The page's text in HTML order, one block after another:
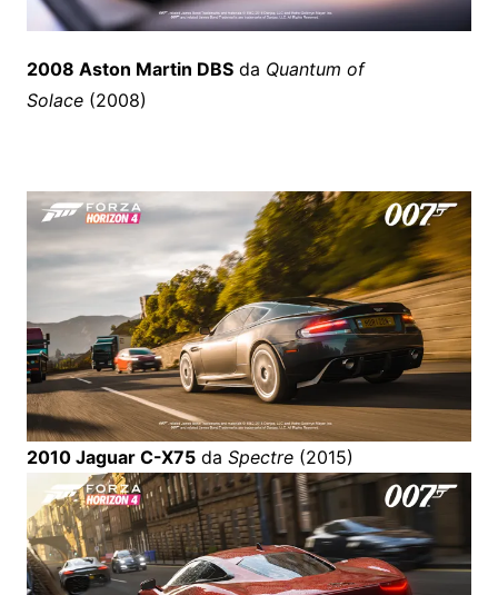
2008 Aston Martin DBSda Quantum of
Solace(2008)
2010 Jaguar C-X75da Spectre(2015)